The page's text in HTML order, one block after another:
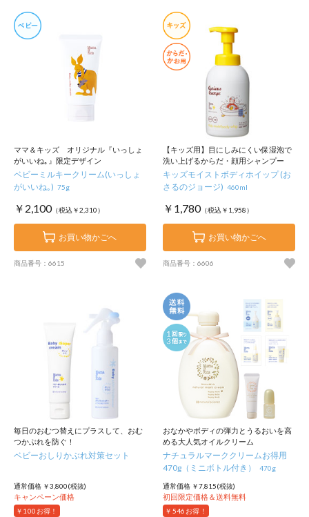
ママ＆キッズ オリジナル『いっしょ
がいいね｡』限定デザイン
ベビーミルキークリーム(いっしょ
がいいね｡) 75g
￥2,100（税込￥2,310）
お買い物かごへ
商品番号：6615
【キッズ用】目にしみにくい保湿泡で
洗い上げるからだ・顔用シャンプー
キッズモイストボディホイップ (お
さるのジョージ) 460ml
￥1,780（税込￥1,958）
お買い物かごへ
商品番号：6606
毎日のおむつ替えにプラスして、おむ
つかぶれを防ぐ！
ベビーおしりかぶれ対策セット
通常価格 ￥3,800(税抜)
キャンペーン価格
￥100 お得！
おなかやボディの弾力とうるおいを高
める大人気オイルクリーム
ナチュラルマーククリームお得用
470g（ミニボトル付き）
470g
通常価格 ￥7,815(税抜)
初回限定価格＆送料無料
￥546 お得！